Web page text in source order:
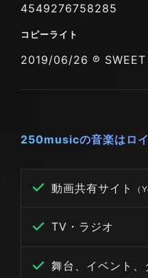
4549276758285
コピーライト
2019/06/26 ℗ SWEET
250musicの音楽はロイ
動画共有サイト （
TV・ラジオ
舞台、イベント、